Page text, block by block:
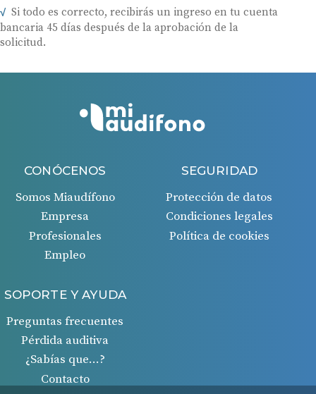
Si todo es correcto, recibirás un ingreso en tu cuenta
bancaria 45 días después de la aprobación de la
solicitud.
CONÓCENOS
Somos Miaudífono
Empresa
Profesionales
Empleo
SEGURIDAD
Protección de datos
Condiciones legales
Política de cookies
SOPORTE Y AYUDA
Preguntas frecuentes
Pérdida auditiva
¿Sabías que…?
Contacto